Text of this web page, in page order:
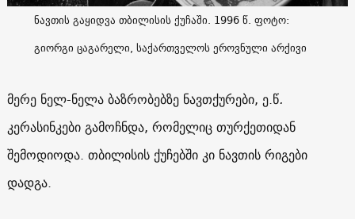
ნავთის გაყიდვა თბილისის ქუჩაში. 1996 წ. ფოტო:
გიორგი ცაგარელი, საქართველოს ეროვნული არქივი
მერე ნელ-ნელა ბაზრობებზე ნავთქურები, ე.წ.
კერასინკები გამოჩნდა, რომელიც თურქეთიდან
შემოდიოდა. თბილისის ქუჩებში კი ნავთის რიგები
დადგა.